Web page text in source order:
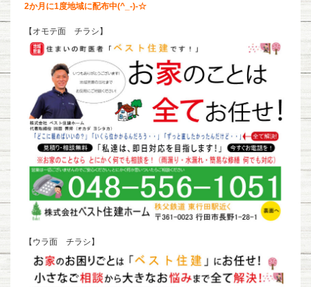
2か月に1度地域に配布中(^_-)-☆
【オモテ面 チラシ】
【ウラ面 チラシ】